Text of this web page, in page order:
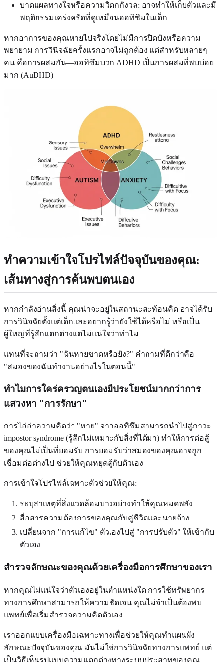
บาดแผลทางใจหรือความวิตกกังวล: อาจทำให้เก็บตัวและมี
พฤติกรรมเคร่งครัดที่ดูเหมือนออทิซึมในเด็ก
หากอาการของคุณหายไปจริงโดยไม่มีการปิดบังหรือความ
พยายาม การวินิจฉัยครั้งแรกอาจไม่ถูกต้อง แต่สำหรับหลายๆ
คน คือการผสมกัน—ออทิซึมบวก ADHD เป็นการผสมที่พบบ่อย
มาก (AuDHD)
ทำความเข้าใจโปรไฟล์ปัจจุบันของคุณ:
เส้นทางสู่การค้นพบตนเอง
หากกำลังอ่านสิ่งนี้ คุณน่าจะอยู่ในสถานะสะท้อนคิด อาจได้รับ
การวินิจฉัยตั้งแต่เด็กและอยากรู้ว่ายังใช้ได้หรือไม่ หรือเป็น
ผู้ใหญ่ที่รู้สึกแตกต่างแต่ไม่แน่ใจว่าทำไม
แทนที่จะถามว่า "ฉันหายขาดหรือยัง?" คำถามที่ดีกว่าคือ
"สมองของฉันทำงานอย่างไรในตอนนี้"
ทำไมการใคร่ครวญตนเองมีประโยชน์มากกว่าการ
แสวงหา "การรักษา"
การไล่ล่าความคิดว่า "หาย" จากออทิซึมสามารถนำไปสู่ภาวะ
impostor syndrome (รู้สึกไม่เหมาะกับสิ่งที่ได้มา) ทำให้การต่อสู้
ของคุณไม่เป็นที่ยอมรับ การยอมรับว่าสมองของคุณอาจถูก
เชื่อมต่อต่างไป ช่วยให้คุณหยุดสู้กับตัวเอง
การเข้าใจโปรไฟล์เฉพาะตัวช่วยให้คุณ:
ระบุสาเหตุที่สิ่งแวดล้อมบางอย่างทำให้คุณหมดพลัง
สื่อสารความต้องการของคุณกับคู่ชีวิตและนายจ้าง
เปลี่ยนจาก "การแก้ไข" ตัวเองไปสู่ "การปรับตัว" ให้เข้ากับ
ตัวเอง
สำรวจลักษณะของคุณด้วยเครื่องมือการศึกษาของเรา
หากคุณไม่แน่ใจว่าตัวเองอยู่ในตำแหน่งใด การใช้ทรัพยากร
ทางการศึกษาสามารถให้ความชัดเจน คุณไม่จำเป็นต้องพบ
แพทย์เพื่อเริ่มสำรวจความคิดตัวเอง
เราออกแบบเครื่องมือเฉพาะทางเพื่อช่วยให้คุณทำแผนผัง
ลักษณะปัจจุบันของคุณ มันไม่ใช่การวินิจฉัยทางการแพทย์ แต่
เป็นวิธีเห็นรูปแบบความแตกต่างทางระบบประสาทของคุณ